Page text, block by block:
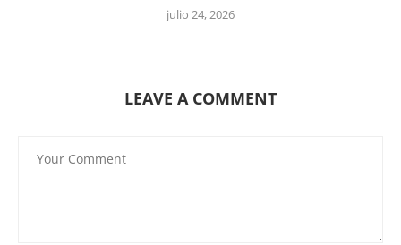
julio 24, 2026
LEAVE A COMMENT